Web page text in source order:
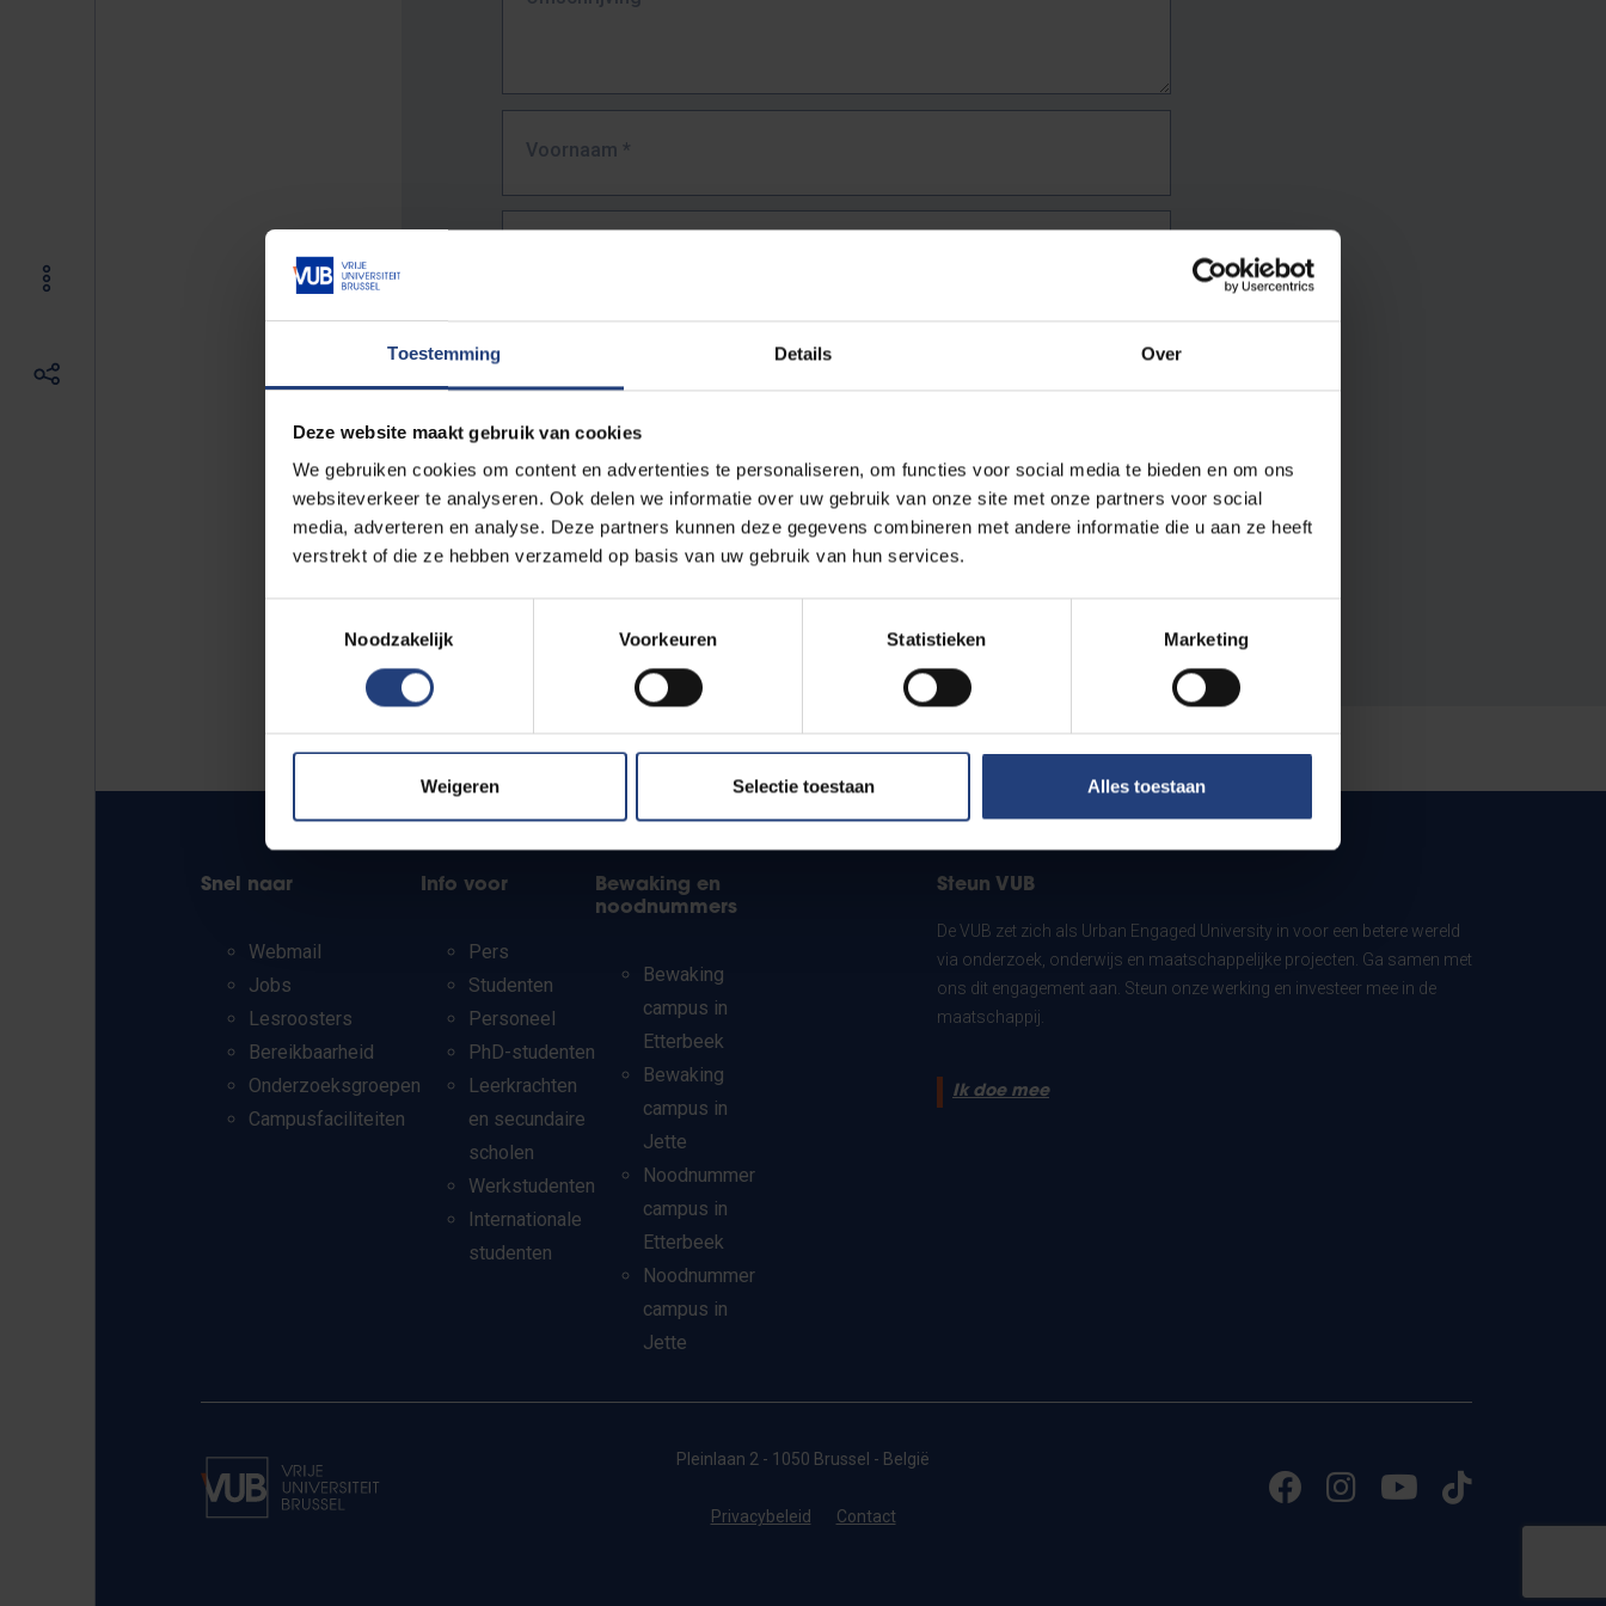
Toestemming Details Over
Deze website maakt gebruik van cookies
We gebruiken cookies om content en advertenties te personaliseren, om functies voor social media te bieden en om ons
websiteverkeer te analyseren. Ook delen we informatie over uw gebruik van onze site met onze partners voor social
media, adverteren en analyse. Deze partners kunnen deze gegevens combineren met andere informatie die u aan ze heeft
verstrekt of die ze hebben verzameld op basis van uw gebruik van hun services.
Noodzakelijk
Voorkeuren Statistieken Marketing
Weigeren Selectie toestaan Alles toestaan
Voornaam *
URL*
De volledige URL van de pagina waar je de fout zag.
Bv. https://www.vub.be/nl/studeren-aan-de-vub/alle-opleidingen
Snel naar
Webmail
Jobs
Lesroosters
Bereikbaarheid
Onderzoeksgroepen
Campusfaciliteiten
Info voor
Pers
Studenten
Personeel
PhD-studenten
Leerkrachten
en secundaire
scholen
Werkstudenten
Internationale
studenten
Bewaking en
noodnummers
Bewaking
campus in
Etterbeek
Bewaking
campus in
Jette
Noodnummer
campus in
Etterbeek
Noodnummer
campus in
Jette
Steun VUB
De VUB zet zich als Urban Engaged University in voor een betere wereld
via onderzoek, onderwijs en maatschappelijke projecten. Ga samen met
ons dit engagement aan. Steun onze werking en investeer mee in de
maatschappij.
Ik doe mee
Pleinlaan 2 - 1050 Brussel - België
Privacybeleid Contact